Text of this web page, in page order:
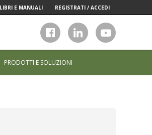
LIBRI E MANUALI REGISTRATI / ACCEDI
PRODOTTI E SOLUZIONI